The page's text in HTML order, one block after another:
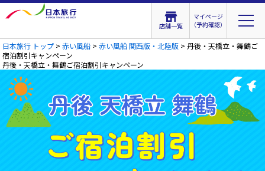
店舗一覧
マイページ
（予約確認）
日本旅行 トップ >赤い風船 >赤い風船 関西版・北陸版 > 丹後・天橋立・舞鶴ご
宿泊割引キャンペーン
丹後・天橋立・舞鶴ご宿泊割引キャンペーン